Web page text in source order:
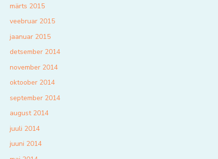
märts 2015
veebruar 2015
jaanuar 2015
detsember 2014
november 2014
oktoober 2014
september 2014
august 2014
juuli 2014
juuni 2014